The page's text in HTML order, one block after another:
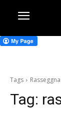
Tags
Tag: